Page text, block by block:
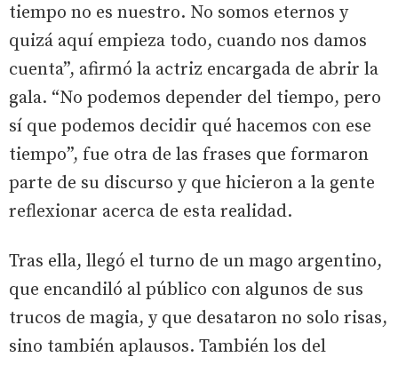
tiempo no es nuestro. No somos eternos y
quizá aquí empieza todo, cuando nos damos
cuenta”, afirmó la actriz encargada de abrir la
gala. “No podemos depender del tiempo, pero
sí que podemos decidir qué hacemos con ese
tiempo”, fue otra de las frases que formaron
parte de su discurso y que hicieron a la gente
reflexionar acerca de esta realidad.
Tras ella, llegó el turno de un mago argentino,
que encandiló al público con algunos de sus
trucos de magia, y que desataron no solo risas,
sino también aplausos. También los del